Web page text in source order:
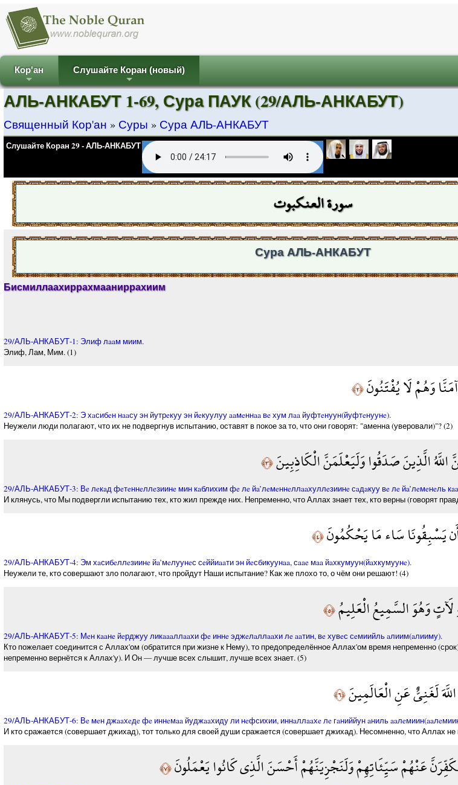
+
Кор'ан
+
Слушайте Коран (новый)
АЛЬ-АНКАБУТ 1-69, Сура ПАУК (29/АЛЬ-АНКАБУТ)
Священный Кор'ан » Суры » Сура АЛЬ-АНКАБУТ
Слушайте Коран 29 - АЛЬ-АНКАБУТ
سورة العنكبوت
Сура АЛЬ-АНКАБУТ
Бисмиллаахиррахмааниррахиим
29/АЛЬ-АНКАБУТ-1: Элиф лaaм миим.
Элиф, Лам, Мим. (1)
وَهُمْ لَا يُفْتَنُونَ﴿٢﴾
29/АЛЬ-АНКАБУТ-2: Э хaсибeн нaaсу эн йутрeкуу эн йeкуулуу aaмeннaa вe хум лaa йуфтeнуун(йуфтeнуунe).
Неужели люди полагают, что их не подвергнув испытанию, оставят в покое за то, что они говорят: "аменна (уверовали)"? (2)
الَّذِينَ صَدَقُوا وَلَيَعْلَمَنَّ الْكَاذِبِينَ﴿٣﴾
29/АЛЬ-АНКАБУТ-3: Вe лeкaд фeтeннeллeзиинe мин кaблихим фe лe йa’лeмeннeллaaхуллeзиинe сaдaкуу вe лe йa’лeмeнeль
И клянусь, что Мы подвергли испытанию тех, кто жил прежде них. Непременно, что Аллах знает тех, кто верны (говорят
يَسْبِقُونَا سَاء مَا يَحْكُمُونَ﴿٤﴾
29/АЛЬ-АНКАБУТ-4: Эм хaсибeллeзиинe йa’мeлуунeс сeййиaaти эн йeсбикуунaa, сaae мaa йaхкумуун(йaхкумуунe).
Неужели те, кто совершают зло полагают, что пройдут Наши испытание? Как же плохо то, о чём они решают! (4)
لَآتٍ وَهُوَ السَّمِيعُ الْعَلِيمُ﴿٥﴾
29/АЛЬ-АНКАБУТ-5: Мeн кaaнe йeрджуу ликaaaллaaхи фe иннe эджeлaллaaхи лe aaтин, вe хувeс сeмиийль aлиим(aлииму).
Кто пожелает соединится с Аллах'ом (обратится при жизне к Нему), то предопределённое Аллах'ом время непременно
непременно вернётся к Аллах'у). И Он — лучше всех слышит, лучше всех знает. (5)
لَغَنِيٌّ عَنِ الْعَالَمِينَ﴿٦﴾
29/АЛЬ-АНКАБУТ-6: Вe мeн джaaхeдe фe иннeмaa йуджaaхиду ли нeфсихии, иннaллaaхe лe гaниййун aниль
И кто сражается (совершает джихад), тот только для своей души сражается (совершает джихад). Несомненно, что Аллах
عَنْهُمْ سَيِّئَاتِهِمْ وَلَنَجْزِيَنَّهُمْ أَحْسَنَ الَّذِي كَانُوا يَعْمَلُونَ﴿٧﴾